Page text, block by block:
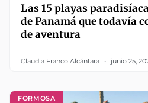
Las 15 playas
de Panamá que todavía
de aventura
Claudia Franco Alcántara junio 25,
FORMOSA